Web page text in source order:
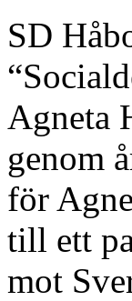
SD
Agneta
genom
för
till ett
mot